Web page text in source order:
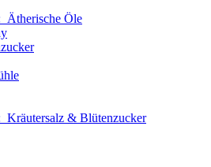
Ätherische Öle
Kräutersalz & Blütenzucker